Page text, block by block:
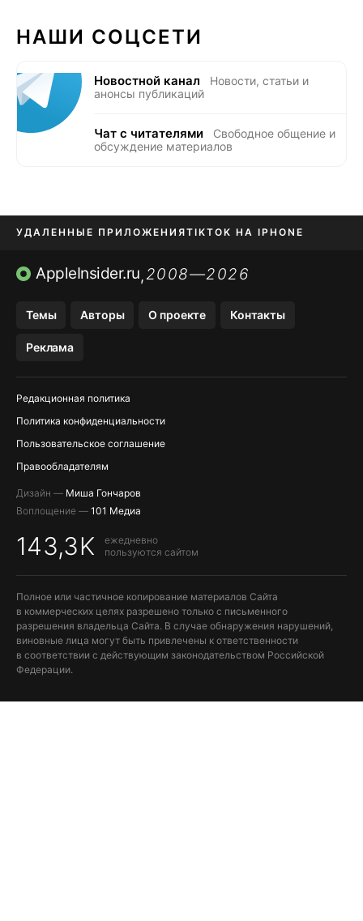
НАШИ СОЦСЕТИ
Новостной канал
Новости, статьи и
анонсы публикаций
Чат с читателями
Свободное общение и
обсуждение материалов
УДАЛЕННЫЕ ПРИЛОЖЕНИЯTIKTOK НА IPHONE
ПРИЛОЖЕНИЯ БЕЗ APP STORE
AppleInsider.ru,2008—2026
Темы Авторы О проекте Контакты
Реклама
Редакционная политика
Политика конфиденциальности
Пользовательское соглашение
Правообладателям
Дизайн — Миша Гончаров
Воплощение — 101 Медиа
143,3K
ежедневно
пользуются сайтом
Полное или частичное копирование материалов Сайта
в коммерческих целях разрешено только с письменного
разрешения владельца Сайта. В случае обнаружения нарушений,
виновные лица могут быть привлечены к ответственности
в соответствии с действующим законодательством Российской
Федерации.